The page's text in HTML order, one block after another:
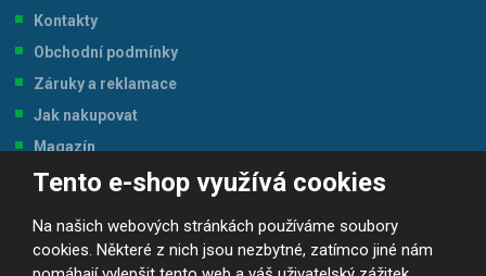
Tento e-shop využívá cookies
Na našich webových stránkách používáme soubory
cookies. Některé z nich jsou nezbytné, zatímco jiné nám
Kontakty
Obchodní podmínky
Záruky a reklamace
Jak nakupovat
Magazín
Tabulka velikostí